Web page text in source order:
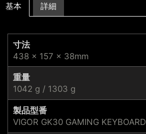
基本 詳細
寸法
438 x 157 x 38mm
重量
1042 g / 1303 g
製品型番
VIGOR GK30 GAMING KEYBOARD